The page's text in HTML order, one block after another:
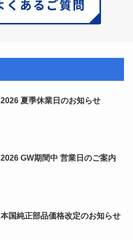
2026 夏季休業日のお知らせ
2026 GW期間中 営業日のご案内
本国純正部品価格改定のお知らせ